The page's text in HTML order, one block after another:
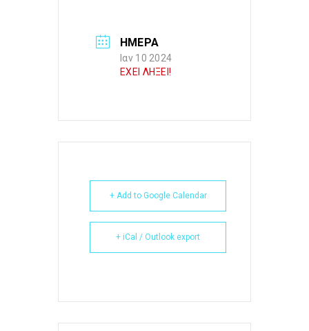
ΗΜΕΡΑ
Ιαν 10 2024
ΕΧΕΙ ΛΗΞΕΙ!
+ Add to Google Calendar
+ iCal / Outlook export